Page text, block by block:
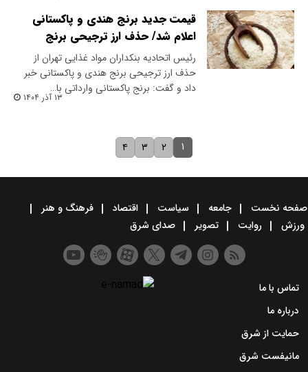
قیمت جدید برنج هندی و پاکستانی
اعلام شد/ حذف ارز ترجیحی برنج
رئیس اتحادیه بنکداران مواد غذایی تهران از
حذف ارز ترجیحی برنج هندی و پاکستانی خبر
داد و گفت: برنج پاکستانی وارداتی با…
۱۳ آذر ۱۴۰۴
۱ ۲ ۳ ۴
صفحه نخست جامعه سیاست اقتصاد
فرهنگ و هنر
ورزش
روایت تصویر صدای شرق
تماس با ما
درباره ما
حمایت از شرق
مانیفست شرق